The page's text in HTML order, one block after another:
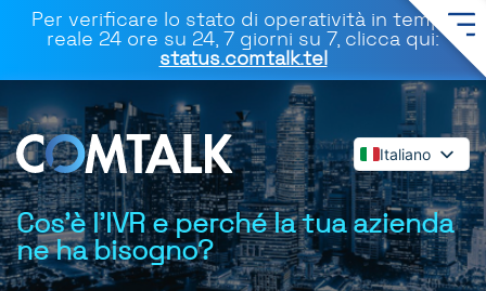
Per verificare lo stato di operatività in tempo
reale 24 ore su 24, 7 giorni su 7, clicca qui:
status.comtalk.tel
Italiano
English
Español
Deutsch
Français
Cos'è l'IVR e perché la tua azienda
ne ha bisogno?